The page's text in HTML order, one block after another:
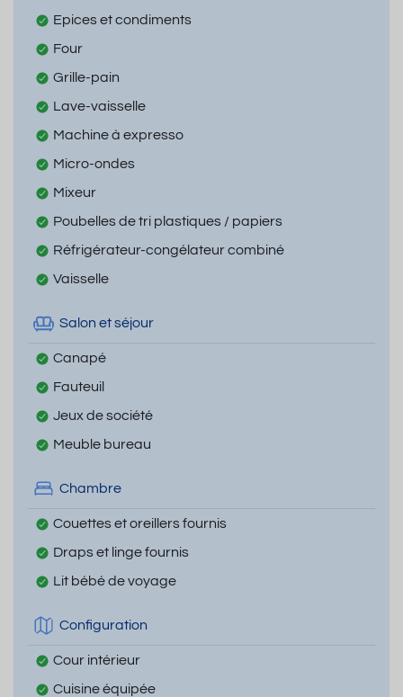
Epices et condiments
Four
Grille-pain
Lave-vaisselle
Machine à expresso
Micro-ondes
Mixeur
Poubelles de tri plastiques / papiers
Réfrigérateur-congélateur combiné
Vaisselle
Salon et séjour
Canapé
Fauteuil
Jeux de société
Meuble bureau
Chambre
Couettes et oreillers fournis
Draps et linge fournis
Lit bébé de voyage
Configuration
Cour intérieur
Cuisine équipée